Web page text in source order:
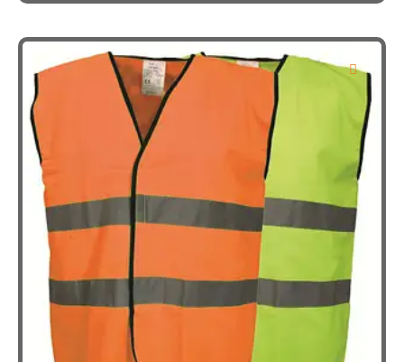
meerdere
variaties.
productpagina